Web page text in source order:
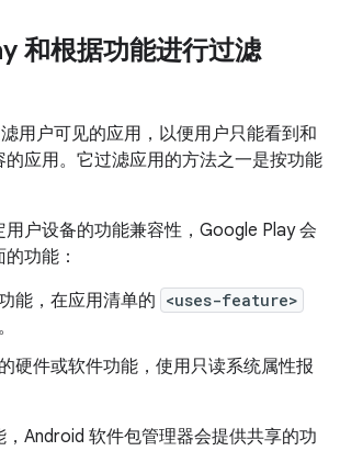
和根据功能进行过滤
用户可见的应用，以便用户只能看到和
应用。它过滤应用的方法之一是按功能
用户设备的功能兼容性，Google Play 会
功能：
能，在应用清单的 <uses-feature>
硬件或软件功能，使用只读系统属性报
，Android 软件包管理器会提供共享的功